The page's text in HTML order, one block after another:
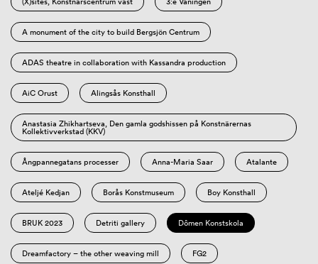
A monument of the city to build Bergsjön Centrum
ADAS theatre in collaboration with Kassandra production
AiC Orust Alingsås Konsthall
Anastasia Zhikhartseva, Den gamla godshissen på Konstnärernas
Kollektivverkstad (KKV)
Ångpannegatans processer Anna-Maria Saar Atalante
Ateljé Kedjan Borås Konstmuseum Boy Konsthall
BRUK 2023 Detriti gallery Dômen Konstskola
Dreamfactory – the other weaving mill FG2